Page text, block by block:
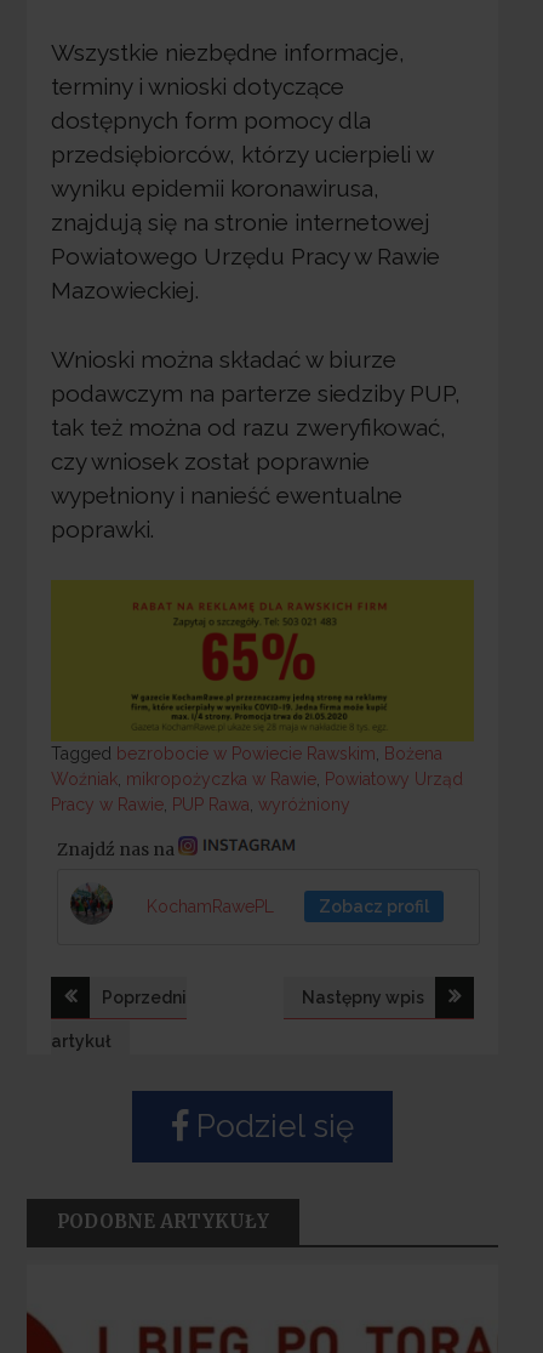
Wszystkie niezbędne informacje,
terminy i wnioski dotyczące
dostępnych form pomocy dla
przedsiębiorców, którzy ucierpieli w
wyniku epidemii koronawirusa,
znajdują się na stronie internetowej
Powiatowego Urzędu Pracy w Rawie
Mazowieckiej.
Wnioski można składać w biurze
podawczym na parterze siedziby PUP,
tak też można od razu zweryfikować,
czy wniosek został poprawnie
wypełniony i nanieść ewentualne
poprawki.
Tagged
Tagged bezrobocie w Powiecie Rawskim
Bożena
Woźniak, mikropożyczka w Rawie, Powiatowy Urząd
Pracy w Rawie, PUP Rawa wyróżniony
Znajdź nas na
KochamRawePL Zobacz profil
Nawigacja
wpisu
Poprzedni
artykuł
Następny wpis
Podziel się
PODOBNE ARTYKUŁY